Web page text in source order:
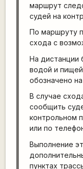
маршрут
судей на
По маршруту
схода с
На дистанции
водой и
обозначено
В случае
сообщить
контрольном
или по
Выполнение
пунктах